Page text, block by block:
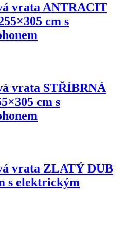
vrataANTRACIT
cm s
vrata STŘÍBRNÁ
cm s
vrata ZLATÝ DUB
s elektrickým